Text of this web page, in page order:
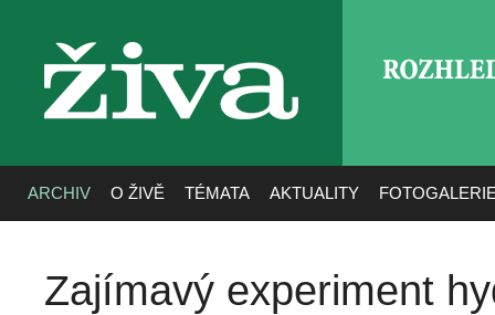
živa
ARCHIV O ŽIVĚ TÉMATA AKTUALITY
Zajímavý experiment